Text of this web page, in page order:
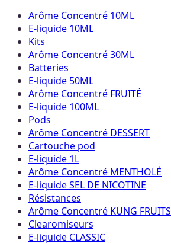
Arôme Concentré 10ML
E-liquide 10ML
Kits
Arôme Concentré 30ML
Batteries
E-liquide 50ML
Arôme Concentré FRUITÉ
E-liquide 100ML
Pods
Arôme Concentré DESSERT
Cartouche pod
E-liquide 1L
Arôme Concentré MENTHOLÉ
E-liquide SEL DE NICOTINE
Résistances
Arôme Concentré KUNG FRUITS
Clearomiseurs
E-liquide CLASSIC